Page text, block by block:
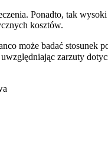
Ponadto, tak
kosztów.
może badać stosunek
zarzuty